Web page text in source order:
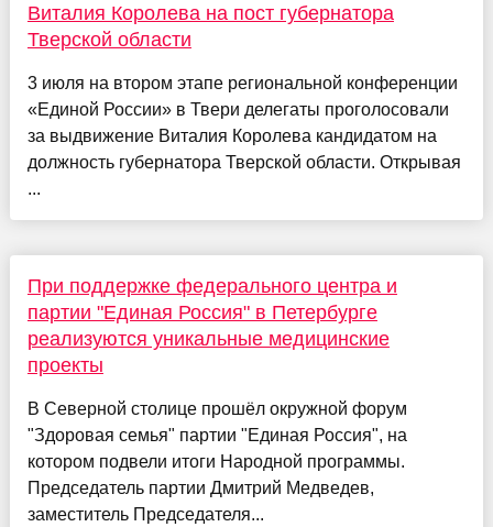
Виталия Королева на пост губернатора
Тверской области
3 июля на втором этапе региональной конференции
«Единой России» в Твери делегаты проголосовали
за выдвижение Виталия Королева кандидатом на
должность губернатора Тверской области. Открывая
...
При поддержке федерального центра и
партии "Единая Россия" в Петербурге
реализуются уникальные медицинские
проекты
В Северной столице прошёл окружной форум
"Здоровая семья" партии "Единая Россия", на
котором подвели итоги Народной программы.
Председатель партии Дмитрий Медведев,
заместитель Председателя...